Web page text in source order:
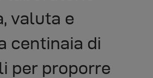
valuta e
centinaia di
per proporre